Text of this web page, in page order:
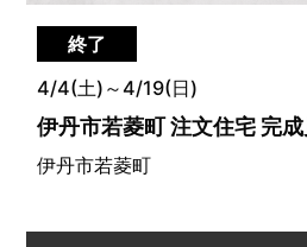
終了
4/4(土)～4/19(日)
伊丹市若菱町 注文住宅 完成
伊丹市若菱町